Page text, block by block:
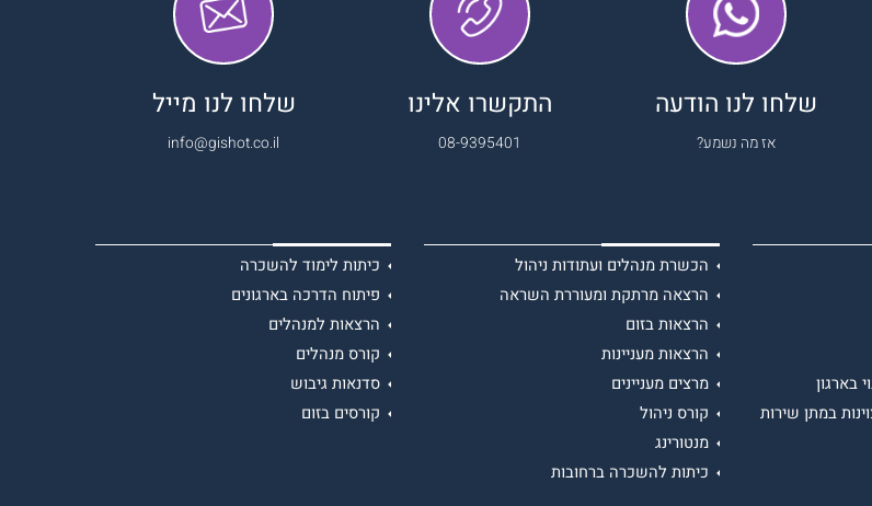
שלחו לנו הודעה
אז מה נשמע?
התקשרו אלינו
08-9395401
שלחו לנו מייל
info@gishot.co.il
בארגון
במתן שירות
הכשרת מנהלים ועתודות ניהול
הרצאה מרתקת ומעוררת השראה
הרצאות בזום
הרצאות מעניינות
מרצים מעניינים
קורס ניהול
מנטורינג
כיתות להשכרה ברחובות
כיתות לימוד להשכרה
פיתוח הדרכה בארגונים
הרצאות למנהלים
קורס מנהלים
סדנאות גיבוש
קורסים בזום